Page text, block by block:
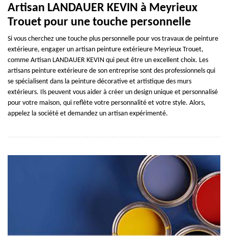
Artisan LANDAUER KEVIN à Meyrieux
Trouet pour une touche personnelle
Si vous cherchez une touche plus personnelle pour vos travaux de peinture
extérieure, engager un artisan peinture extérieure Meyrieux Trouet,
comme Artisan LANDAUER KEVIN qui peut être un excellent choix. Les
artisans peinture extérieure de son entreprise sont des professionnels qui
se spécialisent dans la peinture décorative et artistique des murs
extérieurs. Ils peuvent vous aider à créer un design unique et personnalisé
pour votre maison, qui reflète votre personnalité et votre style. Alors,
appelez la société et demandez un artisan expérimenté.